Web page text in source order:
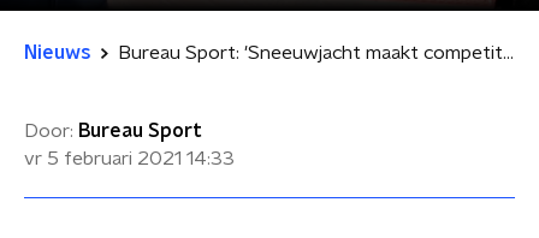
Nieuws Bureau Sport: 'Sneeuwjacht maakt competitie nog boeiender'
Door: Bureau Sport
vr 5 februari 2021 14:33